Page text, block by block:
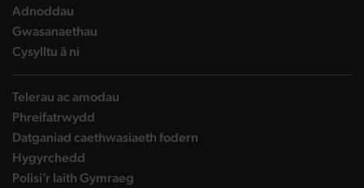
Adnoddau
Gwasanaethau
Cysylltu â ni
Telerau ac amodau
Phreifatrwydd
Datganiad caethwasiaeth fodern
Hygyrchedd
Polisi’r Iaith Gymraeg